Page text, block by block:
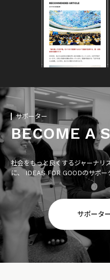
サポーター
BECOME A
社会をもっと良くするジャーナリ
に、 IDEAS FOR GOODのサポー
サポータ